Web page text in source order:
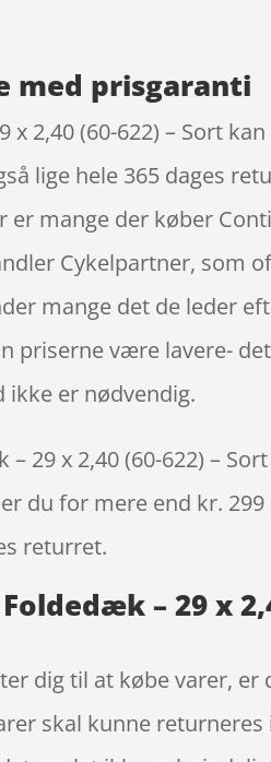
med prisgaranti
2,40 (60-622) – Sort
lige hele 365 dages
mange der køber
Cykelpartner, som
mange det de leder
priserne være lavere-
ikke er nødvendig.
29 x 2,40 (60-622) –
du for mere end kr.
returret.
– 29 x
dig til at købe varer,
skal kunne